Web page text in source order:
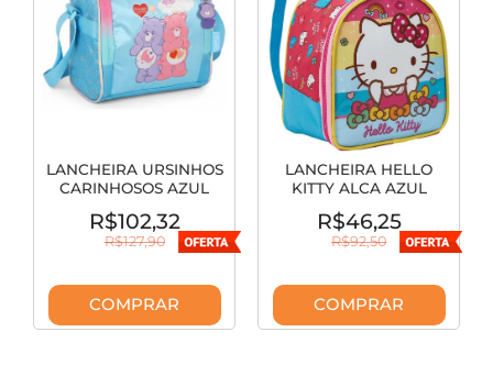
LANCHEIRA URSINHOS
CARINHOSOS AZUL
R$102,32
R$127,90
COMPRAR
LANCHEIRA HELLO
KITTY ALCA AZUL
R$46,25
R$92,50
COMPRAR